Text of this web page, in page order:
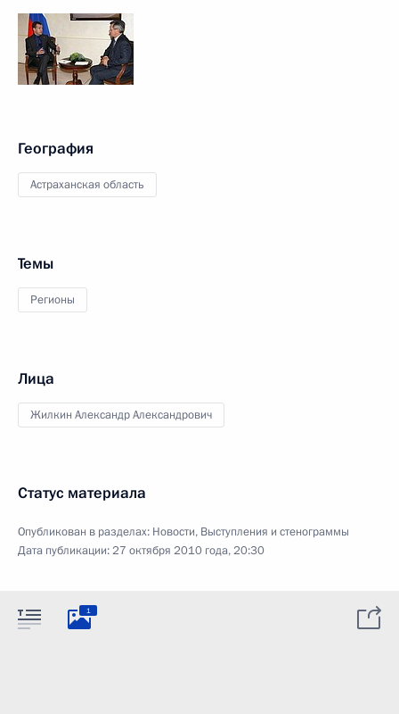
География
Астраханская область
Темы
Регионы
Лица
Жилкин Александр Александрович
Статус материала
Опубликован в разделах: Новости, Выступления и стенограммы
Дата публикации:27 октября 2010 года, 20:30
1